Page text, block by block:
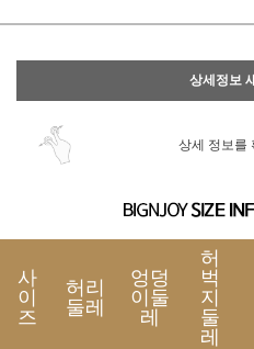
상세정보
상세 정보를
사
이
즈
허리
둘레
엉덩
이둘
레
허
벅
지
둘
레